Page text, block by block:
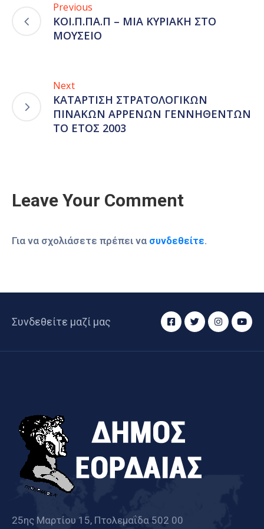
Previous
ΚΟΙ.Π.ΠΑ.Π – ΜΙΑ ΚΥΡΙΑΚΗ ΣΤΟ
ΜΟΥΣΕΙΟ
Next
ΚΑΤΑΡΤΙΣΗ ΣΤΡΑΤΟΛΟΓΙΚΩΝ
ΠΙΝΑΚΩΝ ΑΡΡΕΝΩΝ ΓΕΝΝΗΘΕΝΤΩΝ
ΤΟ ΕΤΟΣ 2003
Leave Your Comment
Για να σχολιάσετε πρέπει να συνδεθείτε.
Συνδεθείτε μαζί μας
25ης Μαρτίου 15, Πτολεμαΐδα 502 00